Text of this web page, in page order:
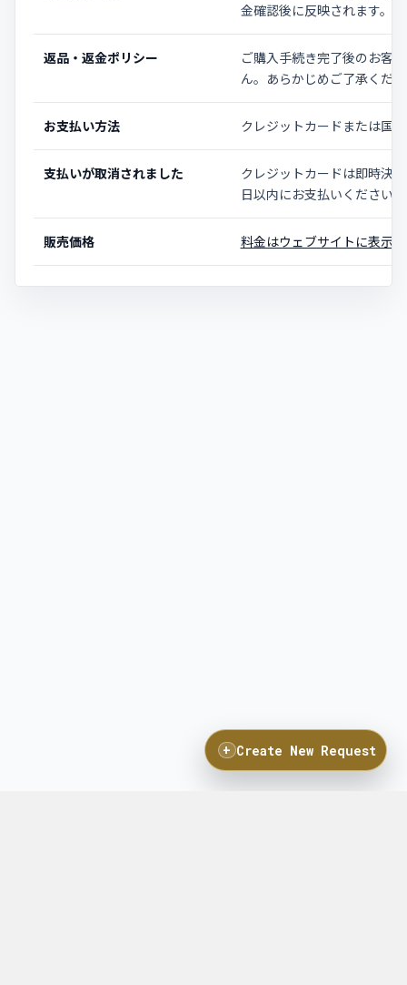
金確認後に反映されます。
返品・返金ポリシー
ご購入手続き完了後のお客
ん。あらかじめご了承くだ
お支払い方法 クレジットカードまたは国
支払いが取消されました
クレジットカードは即時決
日以内にお支払いください。
販売価格 料金はウェブサイトに表示
+ Create New Request